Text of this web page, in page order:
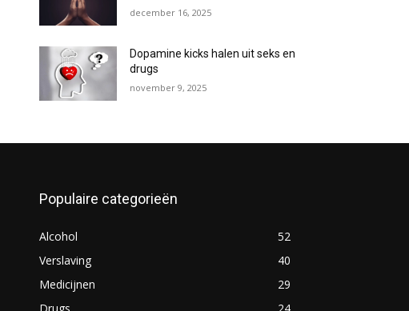
december 16, 2025
Dopamine kicks halen uit seks en
drugs
november 9, 2025
Populaire categorieën
Alcohol
52
Verslaving
40
Medicijnen
29